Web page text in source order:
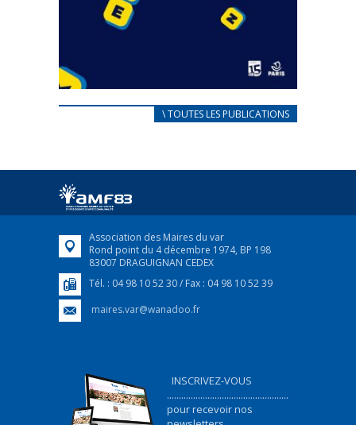
CARNET D’ACCUEIL
Afin d’accompagner au mieux les réfugiés
FEUILLETER
\ TOUTES LES PUBLICATIONS
Association des Maires du var
Rond point du 4 décembre 1974, BP 198
83007 DRAGUIGNAN CEDEX
Tél. : 04 98 10 52 30 / Fax : 04 98 10 52 39
maires.var@wanadoo.fr
INSCRIVEZ-VOUS
...................................................
pour recevoir nos